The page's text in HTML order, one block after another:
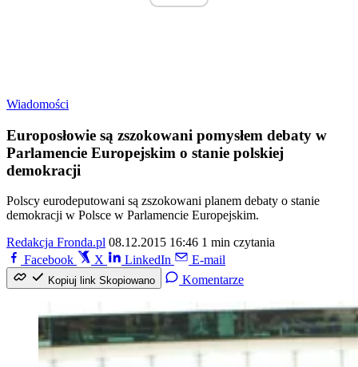
Wiadomości
Europosłowie są zszokowani pomysłem debaty w
Parlamencie Europejskim o stanie polskiej
demokracji
Polscy eurodeputowani są zszokowani planem debaty o stanie
demokracji w Polsce w Parlamencie Europejskim.
Redakcja Fronda.pl 08.12.2015 16:46 1 min czytania
Facebook
X LinkedIn E-mail
Kopiuj link Skopiowano Komentarze